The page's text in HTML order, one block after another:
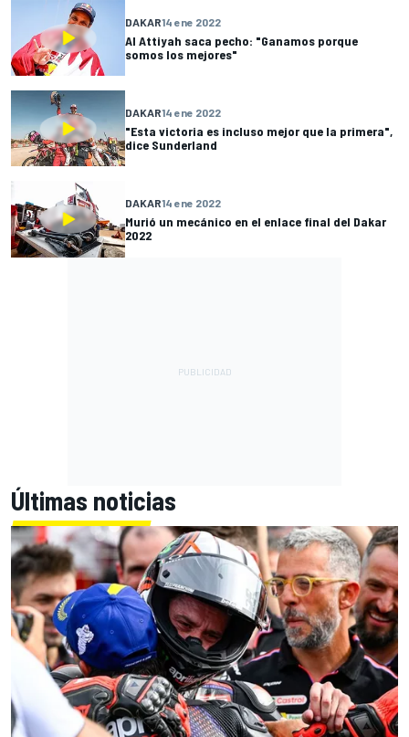
DAKAR14 ene 2022
Al Attiyah saca pecho: "Ganamos porque
somos los mejores"
DAKAR14 ene 2022
"Esta victoria es incluso mejor que la primera",
dice Sunderland
DAKAR14 ene 2022
Murió un mecánico en el enlace final del Dakar
2022
Últimas noticias